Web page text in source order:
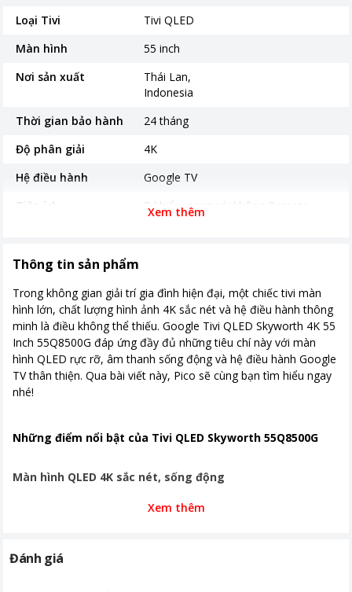
Loại Tivi
Tivi QLED
Màn hình
55 inch
Nơi sản xuất
Thái Lan
Indonesia
Thời gian bảo hành
24 tháng
Độ phân giải
4K
Hệ điều hành
Google TV
Tiện ích
Đ.khiển giọng nói không Remote
Khối lượng có chân
9.8kg
Công nghệ hình ảnh
Công nghệ xử lý hình ảnh Chameleon
Extreme Màn hình tràn viền 4.0 HDR
10,HDR10+ , Game mode Lọc ánh
sáng xanh Chống Nhấp Nháy
Xem thêm
Thông tin sản phẩm
Trong không gian giải trí gia đình hiện đại, một chiếc tivi màn
hình lớn, chất lượng hình ảnh 4K sắc nét và hệ điều hành thông
minh là điều không thể thiếu. Google Tivi QLED Skyworth 4K 55
Inch 55Q8500G đáp ứng đầy đủ những tiêu chí này với màn
hình QLED rực rỡ, âm thanh sống động và hệ điều hành Google
TV thân thiện. Qua bài viết này, Pico sẽ cùng bạn tìm hiểu ngay
nhé!
Những điểm nổi bật của Tivi QLED Skyworth 55Q8500G
Màn hình QLED 4K sắc nét, sống động
sở hữu màn hình 55 inch độ phân giải
thích trên màn hình lớn.
Xem thêm
Đánh giá